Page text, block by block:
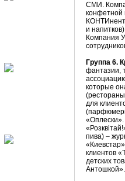
СМИ.
конфетной
и
Компания
Группа 6.
фантазии,
которые
для
пива) –
клиентов
детских
Антошкой».